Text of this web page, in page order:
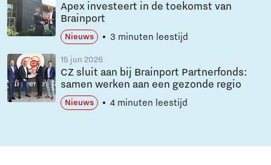
Apex investeert in de toekomst van
Brainport
Nieuws 3 minuten leestijd
15 jun 2026
CZ sluit aan bij Brainport Partnerfonds:
samen werken aan een gezonde regio
Nieuws 4 minuten leestijd